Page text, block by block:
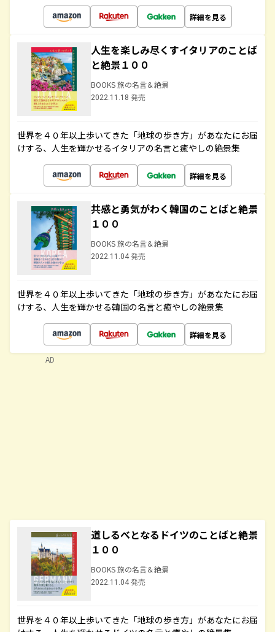
詳細を見る
人生を楽しみ尽くすイタリアのことば
と絶景１００
BOOKS 旅の名言＆絶景
2022.11.18 発売
世界を４０年以上歩いてきた「地球の歩き方」があなたにお届
けする、人生を輝かせるイタリアの名言と癒やしの絶景集
詳細を見る
共感と勇気がわく韓国のことばと絶景
１００
BOOKS 旅の名言＆絶景
2022.11.04 発売
世界を４０年以上歩いてきた「地球の歩き方」があなたにお届
けする、人生を輝かせる韓国の名言と癒やしの絶景集
詳細を見る
道しるべとなるドイツのことばと絶景
１００
BOOKS 旅の名言＆絶景
2022.11.04 発売
世界を４０年以上歩いてきた「地球の歩き方」があなたにお届
AD